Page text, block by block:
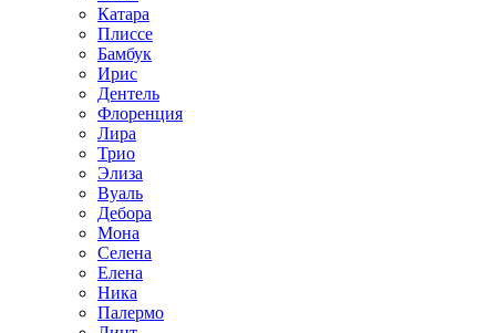
Катара
Плиссе
Бамбук
Ирис
Дентель
Флоренция
Лира
Трио
Элиза
Вуаль
Дебора
Мона
Селена
Елена
Ника
Палермо